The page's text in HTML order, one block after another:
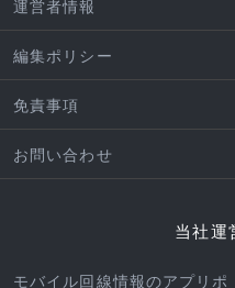
運営者情報
編集ポリシー
免責事項
お問い合わせ
当社運
モバイル回線情報のアプリポ